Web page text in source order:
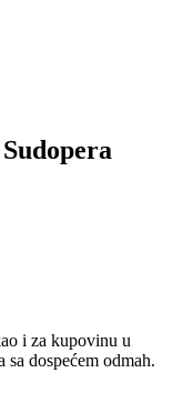
i za kupovinu u
dospećem odmah.